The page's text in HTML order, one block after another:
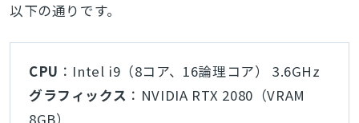
以下の通りです。
CPU ：Intel i9（8コア、16論理コア） 3.6GHz
グラフィックス ：NVIDIA RTX 2080（VRAM
8GB）